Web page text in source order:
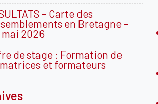
– Carte des
en Bretagne –
mai 2026
de stage : Formation de
et formateurs